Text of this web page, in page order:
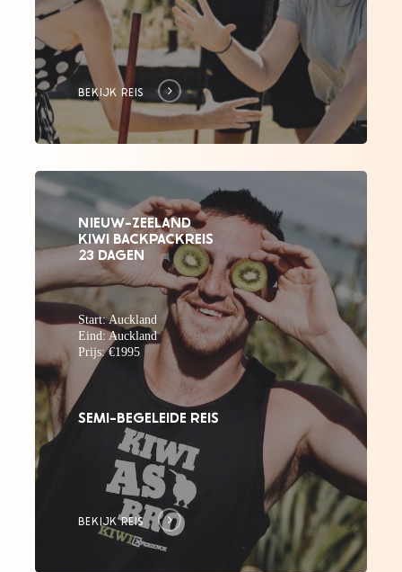
BEKIJK REIS
NIEUW-ZEELAND
KIWI BACKPACKREIS
23 DAGEN
Start: Auckland
Eind: Auckland
Prijs: €1995
SEMI-BEGELEIDE REIS
BEKIJK REIS